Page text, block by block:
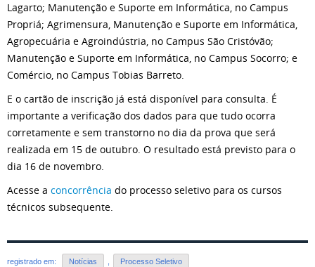
Lagarto; Manutenção e Suporte em Informática, no Campus
Propriá; Agrimensura, Manutenção e Suporte em Informática,
Agropecuária e Agroindústria, no Campus São Cristóvão;
Manutenção e Suporte em Informática, no Campus Socorro; e
Comércio, no Campus Tobias Barreto.
E o cartão de inscrição já está disponível para consulta. É
importante a verificação dos dados para que tudo ocorra
corretamente e sem transtorno no dia da prova que será
realizada em 15 de outubro. O resultado está previsto para o
dia 16 de novembro.
Acesse a concorrência do processo seletivo para os cursos
técnicos subsequente.
registrado em: Notícias Processo Seletivo